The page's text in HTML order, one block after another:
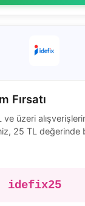
Fırsatı
üzeri
25 TL değerinde
idefix25